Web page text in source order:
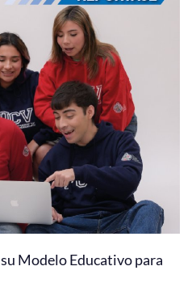
Modelo Educativo para